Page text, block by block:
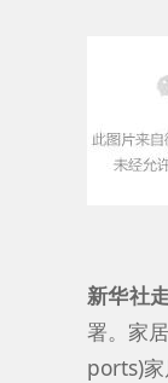
新华社
署。
ports)家